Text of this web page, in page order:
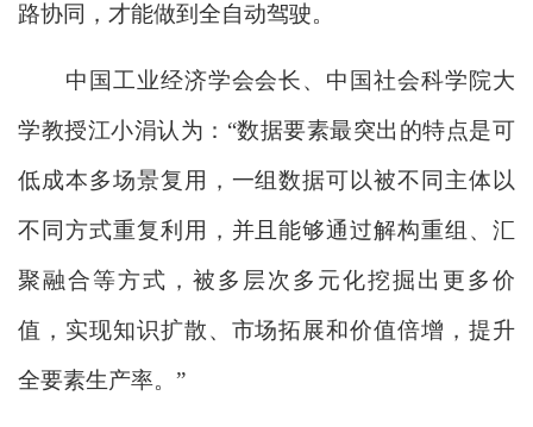
路协同，才能做到全自动驾驶。
中国工业经济学会会长、中国社会科学院大
学教授江小涓认为：“数据要素最突出的特点是可
低成本多场景复用，一组数据可以被不同主体以
不同方式重复利用，并且能够通过解构重组、汇
聚融合等方式，被多层次多元化挖掘出更多价
值，实现知识扩散、市场拓展和价值倍增，提升
全要素生产率。”